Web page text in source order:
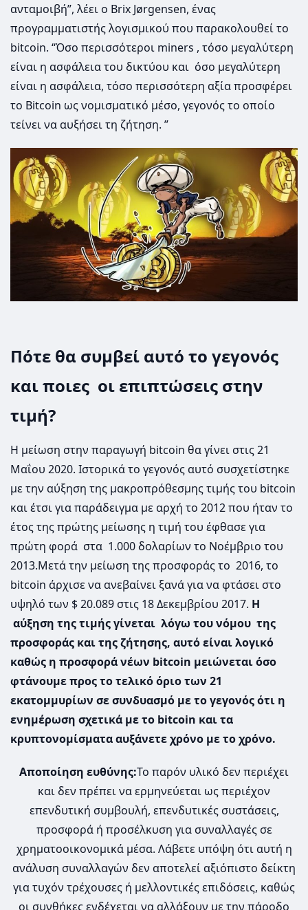
ανταμοιβή”, λέει ο Brix Jørgensen, ένας
προγραμματιστής λογισμικού που παρακολουθεί το
bitcoin. “Όσο περισσότεροι miners , τόσο μεγαλύτερη
είναι η ασφάλεια του δικτύου και όσο μεγαλύτερη
είναι η ασφάλεια, τόσο περισσότερη αξία προσφέρει
το Bitcoin ως νομισματικό μέσο, ​​γεγονός το οποίο
τείνει να αυξήσει τη ζήτηση. ”
Πότε θα συμβεί αυτό το γεγονός
και ποιες οι επιπτώσεις στην
τιμή?
Η μείωση στην παραγωγή bitcoin θα γίνει στις 21
Μαΐου 2020. Ιστορικά το γεγονός αυτό συσχετίστηκε
με την αύξηση της μακροπρόθεσμης τιμής του bitcoin
και έτσι για παράδειγμα με αρχή το 2012 που ήταν το
έτος της πρώτης μείωσης η τιμή του έφθασε για
πρώτη φορά στα 1.000 δολαρίων το Νοέμβριο του
2013.Μετά την μείωση της προσφοράς το 2016, το
bitcoin άρχισε να ανεβαίνει ξανά για να φτάσει στο
υψηλό των $ 20.089 στις 18 Δεκεμβρίου 2017. Η
αύξηση της τιμής γίνεται λόγω του νόμου της
προσφοράς και της ζήτησης, αυτό είναι λογικό
καθώς η προσφορά νέων bitcoin μειώνεται όσο
φτάνουμε προς το τελικό όριο των 21
εκατομμυρίων σε συνδυασμό με το γεγονός ότι η
ενημέρωση σχετικά με το bitcoin και τα
κρυπτονομίσματα αυξάνετε χρόνο με το χρόνο.
Αποποίηση ευθύνης:Το παρόν υλικό δεν περιέχει
και δεν πρέπει να ερμηνεύεται ως περιέχον
επενδυτική συμβουλή, επενδυτικές συστάσεις,
προσφορά ή προσέλκυση για συναλλαγές σε
χρηματοοικονομικά μέσα. Λάβετε υπόψη ότι αυτή η
ανάλυση συναλλαγών δεν αποτελεί αξιόπιστο δείκτη
για τυχόν τρέχουσες ή μελλοντικές επιδόσεις, καθώς
οι συνθήκες ενδέχεται να αλλάξουν με την πάροδο